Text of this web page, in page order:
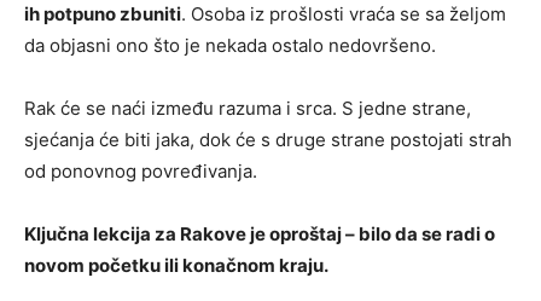
ih potpuno zbuniti. Osoba iz prošlosti vraća se sa željom
da objasni ono što je nekada ostalo nedovršeno.
Rak će se naći između razuma i srca. S jedne strane,
sjećanja će biti jaka, dok će s druge strane postojati strah
od ponovnog povređivanja.
Ključna lekcija za Rakove je oproštaj – bilo da se radi o
novom početku ili konačnom kraju.